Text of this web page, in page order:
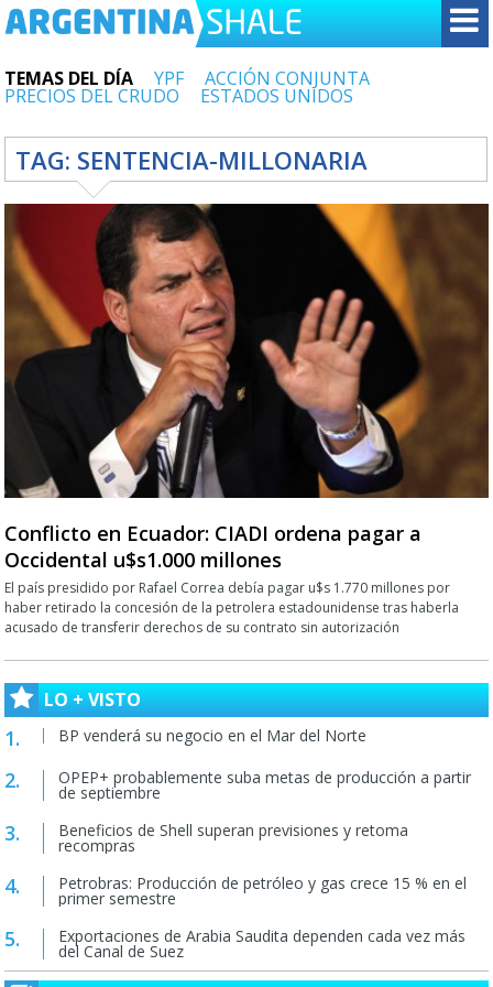
TEMAS DEL DÍA YPF ACCIÓN CONJUNTA
PRECIOS DEL CRUDO ESTADOS UNIDOS
TAG: SENTENCIA-MILLONARIA
Conflicto en Ecuador: CIADI ordena pagar a
Occidental u$s1.000 millones
El país presidido por Rafael Correa debía pagar u$s 1.770 millones por
haber retirado la concesión de la petrolera estadounidense tras haberla
acusado de transferir derechos de su contrato sin autorización
LO + VISTO
BP venderá su negocio en el Mar del Norte
OPEP+ probablemente suba metas de producción a partir
de septiembre
Beneficios de Shell superan previsiones y retoma
recompras
Petrobras: Producción de petróleo y gas crece 15 % en el
primer semestre
Exportaciones de Arabia Saudita dependen cada vez más
del Canal de Suez